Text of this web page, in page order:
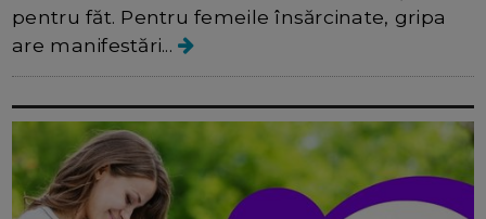
pentru făt. Pentru femeile însărcinate, gripa
are manifestări...